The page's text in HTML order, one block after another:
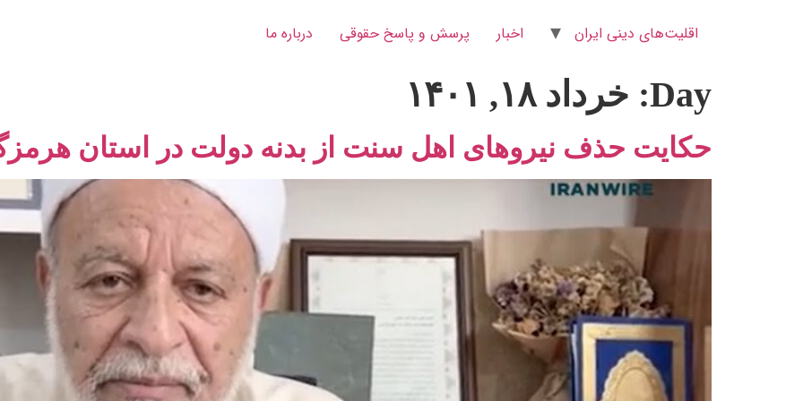
اقلیت‌های دینی ایران اخبار پرسش و پاسخ‌ حقوقی درباره ما
Day: خرداد ۱۸, ۱۴۰۱
حکایت حذف نیروهای اهل سنت از بدنه دولت در استان